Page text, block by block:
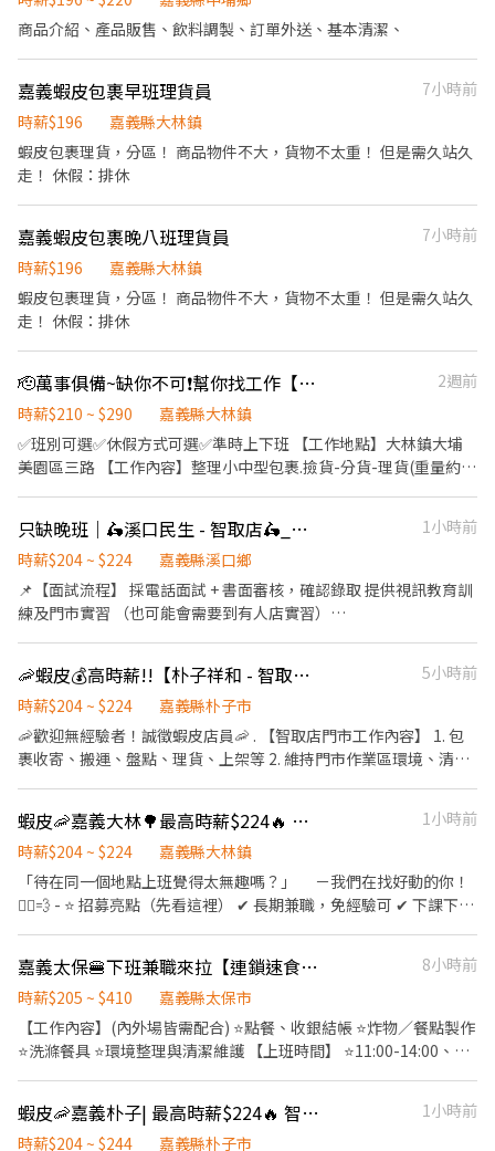
商品介紹、產品販售、飲料調製、訂單外送、基本清潔、
嘉義蝦皮包裹早班理貨員
7小時前
時薪$196
嘉義縣大林鎮
蝦皮包裹理貨，分區！ 商品物件不大，貨物不太重！ 但是需久站久
走！ 休假：排休
嘉義蝦皮包裹晚八班理貨員
7小時前
時薪$196
嘉義縣大林鎮
蝦皮包裹理貨，分區！ 商品物件不大，貨物不太重！ 但是需久站久
走！ 休假：排休
🫡萬事俱備~缺你不可❗幫你找工作【可視訊面試】時薪最高290元-蝦
2週前
時薪$210 ~ $290
嘉義縣大林鎮
✅班別可選✅休假方式可選✅準時上下班 【工作地點】大林鎮大埔
美園區三路 【工作內容】整理小中型包裹.撿貨-分貨-理貨(重量約5-
期津貼+10元【$210元/時】 【中班】➡️15:30-00:30➡️時薪205+08
月檔期津貼+35元【$240元/時】 【夜班】➡️00:00-09:00➡️時薪
210+08月檔期津貼+65元【$275元/時】 【晚八】(休日和
一)➡️20:00-24:00➡️時薪200+08月檔期津貼+20元【$220元/時】 -
津貼+45元【$250元/時】 【夜班】➡️00:00-09:00➡️時薪215+08月
檔期津貼+75元【$290元/時】 【晚八】➡️20:00-24:00➡️時薪
】 投遞履歷➡快速接洽面試 - ╔~~♥~~♥~~⭐️【 應徵方式 】
⭐️~~♥~~♥~~╗ ↓↓找嘉嘉 工作攏低嘉↓↓ ☎️連絡電
話:0933670253 ☎️加瀨詢問:@927wcdri 陳嘉嘉 ➡️火速找嘉嘉
https://lin.ee/Y30dLdb ╚~~♥~~♥~~⭐️【 快速找工作 】
只缺晚班｜🛵溪口民生 - 智取店🛵_時薪人員_蝦皮店到店
1小時前
時薪$204 ~ $224
嘉義縣溪口鄉
📌【面試流程】 採電話面試 + 書面審核，確認錄取 提供視訊教育訓
練及門市實習 （也可能會需要到有人店實習）
護作業 一天會跑2-4間鄰近門市，跑點距離約 10 公里內 （也可能會
需要到有人店支援理貨） 必須自備機車🛵
~*~*~*~*~*~*~*~*~*~*~*~*~*~*~*~*~*~ 📌【上班班別＆排班說
明】 ☑︎早班：07:00 - 13:30 時段內區間安排 ______ 彈性07:00 -
4小時，無固定時數 ⭐ 時間都有可能會因貨物量多與少做調整 ⭐ 貨
物量多少，可能會延長工時做調整 📅 每週排班制 ☑︎ 平日：每週至
~*~*~*~*~*~*~*~*~*~*~*~*~*~*~*~*~*~ 📌【薪資計算】 基本時
薪：$196/時 油資津貼：$8/時 晚班津貼：$20/時 (17:30-23:30)
~*~*~*~*~*~*~*~*~*~*~*~*~*~*~*~*~*~ ❗每一個地區的名額有
限!! 請把握機會❗ 🛵・🛵・🛵・🛵・🛵・🛵・🛵・🛵・🛵 🧡心💛動💚
~*~*~*~*~*~*~*~*~*~*~*~*~*~*~*~*~*~
🦐蝦皮💰高時薪!!【朴子祥和 - 智取店】🏍️✨#兼職 #蝦皮
5小時前
時薪$204 ~ $224
嘉義縣朴子市
🦐歡迎無經驗者！誠徵蝦皮店員🦐 . 【智取店門市工作內容】 1. 包
裹收寄、搬運、盤點、理貨、上架等 2. 維持門市作業區環境、清潔
容調整 5. 偶爾須配合鄰近有人店門市支援 . 【早班兼職】07:00-
12:00 (早班彈性7:00-8:30間可到班~~ 下班時間也彈性延後) - 【晚
班兼職】17:30~18:30 至 22:30 ✨以上需要選擇一個時段上 . 【薪資
計算】 💰早班時薪$196+$津貼=$204 💰晚班時薪$196+$津貼=$224
度】 排休制，兼職約排班15-20天 (依照門市與個人可配合時段) . 📢
快速應徵｜加賴 ID：@983auhta 或來電預約：02-66362428(分機
蝦皮🦐嘉義大林🌳最高時薪$224🔥 智取店 #蝦皮店到店 #免經驗可
1小時前
時薪$204 ~ $224
嘉義縣大林鎮
「待在同一個地點上班覺得太無趣嗎？」 －我們在找好動的你！
🏃‍♀️💨 - ⭐ 招募亮點（先看這裡） ✔ 長期兼職，免經驗可 ✔ 下課下班
秋獎金 - 📦 工作內容 1️⃣ 包裹上架、裝箱、理貨、搬運、盤點 ▸ 請先
自行評估身體是否能搬重 2️⃣ 工作性質為多門市跑點，不需久待門
市，『著重於上架速度與準確度』 3️⃣ 設備維護與基本門市環境清潔
4️⃣ 必須有機車駕照及自備機車，依門市需求配合支援距離 10 公里
班排班約2–6 小時 📌 實際排班依由 門市主管 排班 📌 須配合一周至
少給4天(至少1天為假日) -💰 薪資福利 早班時薪 $204 （基本時薪
嘉義太保🍔下班兼職來拉【連鎖速食品牌】🍔
8小時前
時薪$205 ~ $410
嘉義縣太保市
【工作內容】(內外場皆需配合) ⭐️點餐、收銀結帳 ⭐️炸物／餐點製作
⭐️洗滌餐具 ⭐️環境整理與清潔維護 【上班時間】 ⭐️11:00-14:00、
獎金⚡ ⸻ 【工作地點 】 ⭐️嘉義縣太保市嘉朴東路一段18號
⸻ 【應徵方式】 加入行動條碼: https://reurl.cc/aXMg1D 加入
蝦皮🦐嘉義朴子| 最高時薪$224🔥 智取店 #蝦皮店到店 #免經驗可
1小時前
時薪$204 ~ $244
嘉義縣朴子市